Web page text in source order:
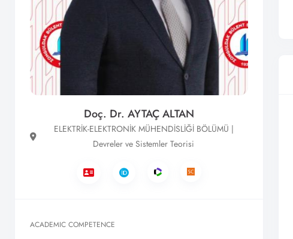
Doç. Dr. AYTAÇ ALTAN
ELEKTRİK-ELEKTRONİK MÜHENDİSLİĞİ BÖLÜMÜ |
Devreler ve Sistemler Teorisi
ACADEMIC COMPETENCE